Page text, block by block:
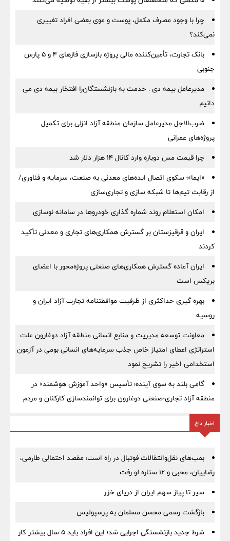
چرا با وجود مصرف مکمل، پوست و موی بعضی افراد تغییری
نمی‌کند؟
بانک تجارت، تأمین‌کننده مالی پروژه بازسازی فازهای ۴ و ۵ پارس
جنوبی
مدیرعامل بیمه دی : خدمت به بازنشستگان‌را افتخار بیمه دی می
دانیم
ضرب‌الاجل مدیرعامل سازمان منطقه آزاد انزلی برای تكمیل
پروژه‌های عمرانی
چرا قیمت مس دوباره وارد کانال ۱۴ هزار دلار شد
«ایما»؛ سکوی اتصال ایده‌های معدنی به صنعت، سرمایه و فناوری/
از رقابت تیم‌ها تا شبکه سازی و تجاری‌سازی
امکان استعلام روند شماره گذاری خودروها در سامانه نوسازی
ایران و قرقیزستان بر گسترش همکاری‌های تجاری و معدنی تأکید
کردند
ایران آماده گسترش همکاری‌های صنعتی پروژه‌محور با اعضای
بریکس است
بهره گیری حداکثری از ظرفیت موافقتنامه تجارت آزاد ایران و
روسیه
معاونت توسعه مدیریت و منابع انسانی منطقه آزاد دوغارون علت
استراتژی اعطای امتیاز خاص جذب سرمایه‌های انسانی بومی در آزمون
استخدامی اخیر را تشریح نمود
گامی بلند به سوی آینده؛ تأسیس «واحد آموزش هوشمند» در
منطقه آزاد تجاری-صنعتی دوغارون برای توانمندسازی کارکنان و مردم
اخبار داغ
بمب‌های نقل‌وانتقالات فوتبال در راه است؛ مقصد احتمالی طارمی،
رضاییان، محبی و ۱۲ ستاره لو رفت
سیر تا پیاز سهم ایران از دریای خزر
بازگشت رسمی محسن مسلمان به پرسپولیس
شرط جدید بازنشستگی اجرایی شد؛ این افراد باید ۵ سال بیشتر کار